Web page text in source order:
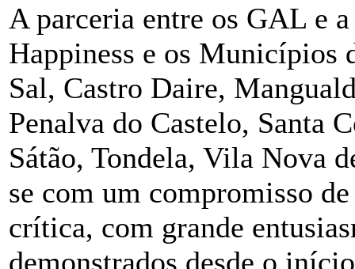
A parceria entre os GAL e
Happiness e os Municípios
Sal, Castro Daire,
Penalva do Castelo, Santa
Sátão, Tondela, Vila Nova
se com um compromisso
crítica, com grande
demonstrados desde o